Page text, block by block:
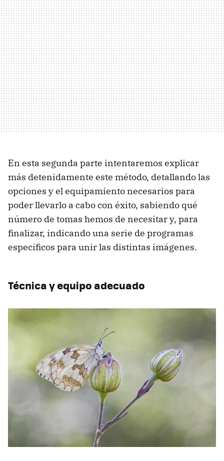
En esta segunda parte intentaremos explicar
más detenidamente este método, detallando las
opciones y el equipamiento necesarios para
poder llevarlo a cabo con éxito, sabiendo qué
número de tomas hemos de necesitar y, para
finalizar, indicando una serie de programas
específicos para unir las distintas imágenes.
Técnica y equipo adecuado